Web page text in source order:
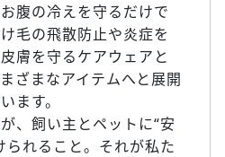
腹の冷えを守るだけで
毛の飛散防止や炎症を
膚を守るケアウェアと
ざまなアイテムへと展開
ます。
、飼い主とペットに“安
られること。それが私た